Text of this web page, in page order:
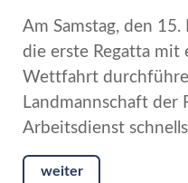
Am Samstag, den
die erste Regatta mit
Wettfahrt
Landmannschaft der
Arbeitsdienst
weiter